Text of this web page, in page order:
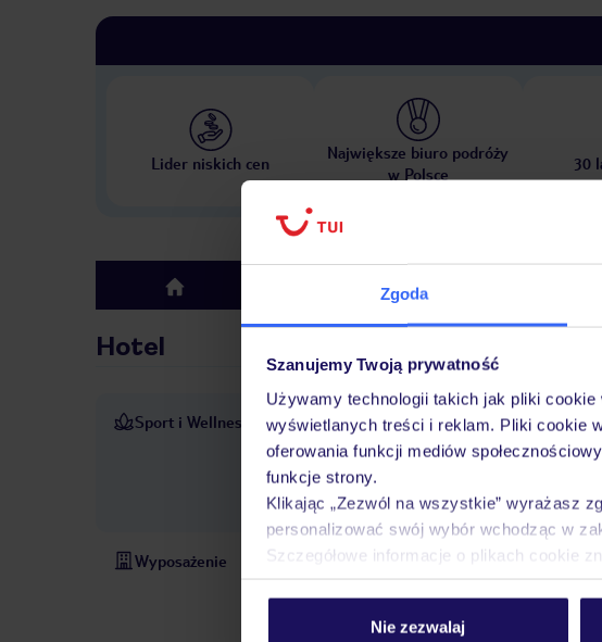
Zgoda
Szanujemy Twoją prywatność
Używamy technologii takich jak pliki
wyświetlanych treści i reklam. Pliki cookie
oferowania funkcji mediów
funkcje strony.
Klikając „Zezwól na wszystkie” wyrażasz
personalizować swój wybór wchodząc w
Szczegółowe informacje o plikach cookie
Nie zezwalaj
Lider niskich cen
Największe biuro podróży
w Polsce
30
top
Hotel
Sport i Wellness
Odkryty basen oferuje orzeźwiającą kąpiel.
przekąskowym przy basenie serwowane są
rekreacyjne, w tym windsurfing, kajakarstwo,
nurkowania
windsurfing siłownia
Wyposażenie Parking Zameldowanie od: 14:00:00